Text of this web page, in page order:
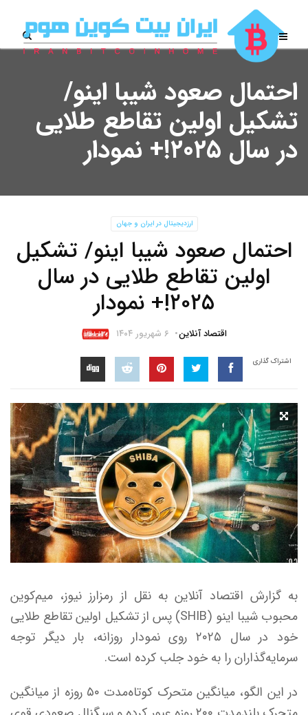
احتمال صعود شیبا اینو/
تشکیل اولین تقاطع طلایی
در سال ۲۰۲۵!+ نمودار
ارزدیجیتال در ایران و جهان
احتمال صعود شیبا اینو/ تشکیل
اولین تقاطع طلایی در سال
۲۰۲۵!+ نمودار
اقتصاد آنلاین ۶ شهریور ۱۴۰۴
اشتراک گذاری
به گزارش اقتصاد آنلاین به نقل از رمزارز نیوز، میم‌کوین
محبوب شیبا اینو (SHIB) پس از تشکیل اولین تقاطع طلایی
خود در سال ۲۰۲۵ روی نمودار روزانه، بار دیگر توجه
سرمایه‌گذاران را به خود جلب کرده است.
در این الگو، میانگین متحرک کوتاه‌مدت ۵۰ روزه از میانگین